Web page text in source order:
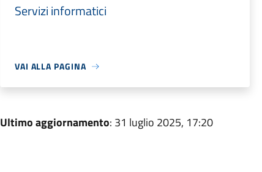
Servizi informatici
VAI ALLA PAGINA
Ultimo aggiornamento: 31 luglio 2025, 17:20